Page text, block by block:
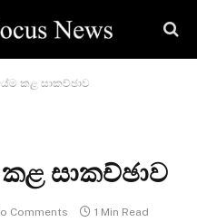
කළ සාකච්ඡාව
සාකච්ඡාව
Comments
1 Min Read